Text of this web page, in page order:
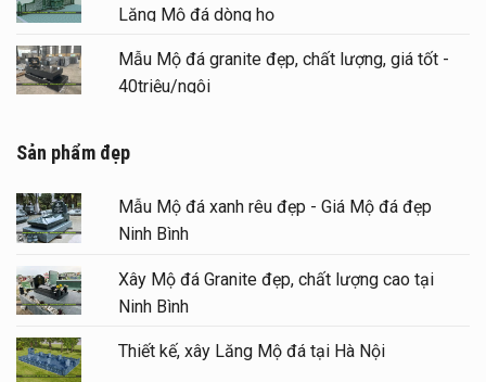
Lăng Mộ đá dòng họ
Mẫu Mộ đá granite đẹp, chất lượng, giá tốt -
40triệu/ngôi
Sản phẩm đẹp
Mẫu Mộ đá xanh rêu đẹp - Giá Mộ đá đẹp
Ninh Bình
Xây Mộ đá Granite đẹp, chất lượng cao tại
Ninh Bình
Thiết kế, xây Lăng Mộ đá tại Hà Nội